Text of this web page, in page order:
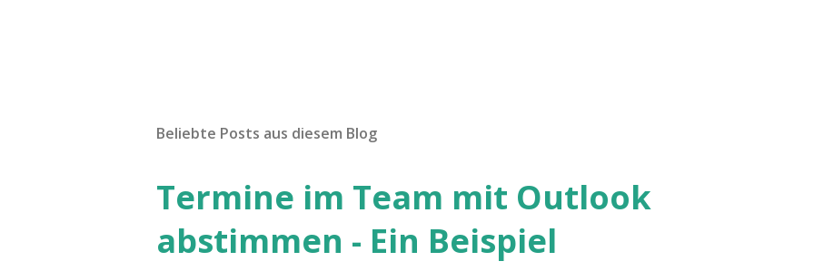
Beliebte Posts aus diesem Blog
Termine im Team mit Outlook
abstimmen - Ein Beispiel